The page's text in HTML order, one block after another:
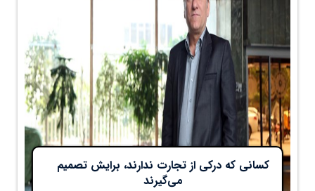
کسانی که درکی از تجارت ندارند، برایش تصمیم
می‌گیرند